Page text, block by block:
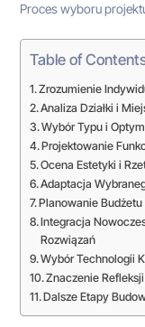
Proces wyboru
Table of
Zrozumienie
Analiza Działki i
Wybór Typu i
Projektowanie
Ocena Estetyki i
Adaptacja
Planowanie
Integracja
Rozwiązań
Wybór Technologii
Znaczenie
Dalsze Etapy